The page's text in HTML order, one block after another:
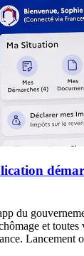
du
et toutes
Lancement